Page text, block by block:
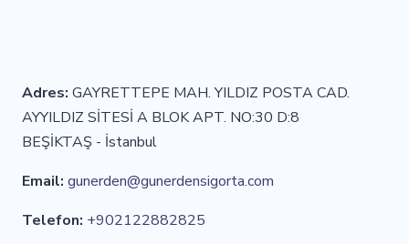
Adres: GAYRETTEPE MAH. YILDIZ POSTA CAD.
AYYILDIZ SİTESİ A BLOK APT. NO:30 D:8
BEŞİKTAŞ - İstanbul
Email: gunerden@gunerdensigorta.com
Telefon: +902122882825